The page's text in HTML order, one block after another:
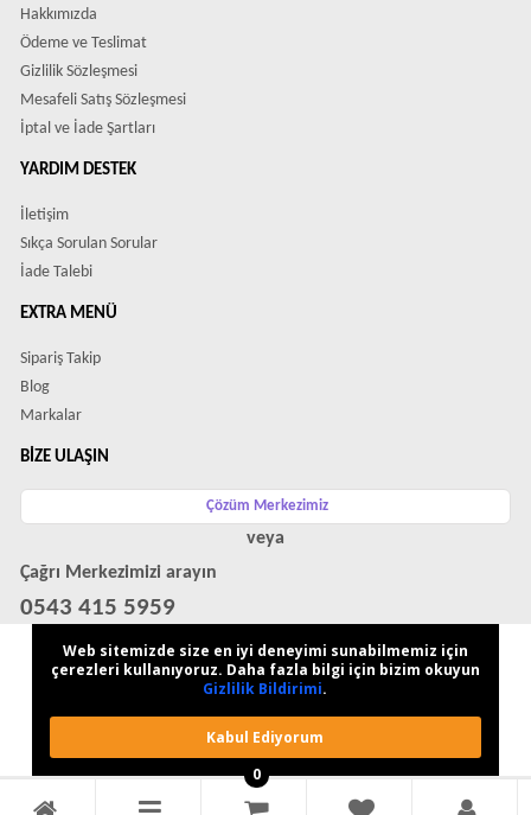
0
Hakkımızda
Ödeme ve Teslimat
Gizlilik Sözleşmesi
Mesafeli Satış Sözleşmesi
İptal ve İade Şartları
YARDIM DESTEK
İletişim
Sıkça Sorulan Sorular
İade Talebi
EXTRA MENÜ
Sipariş Takip
Blog
Markalar
BIZE ULAŞIN
Çözüm Merkezimiz
veya
Çağrı Merkezimizi arayın
0543 415 5959
WhatsApp Destek Hattı
ModaCepte © 2026 - Tüm Hakları Saklıdır.
Web sitemizde size en iyi deneyimi sunabilmemiz için
çerezleri kullanıyoruz. Daha fazla bilgi için bizim okuyun
Gizlilik Bildirimi.
Kabul Ediyorum